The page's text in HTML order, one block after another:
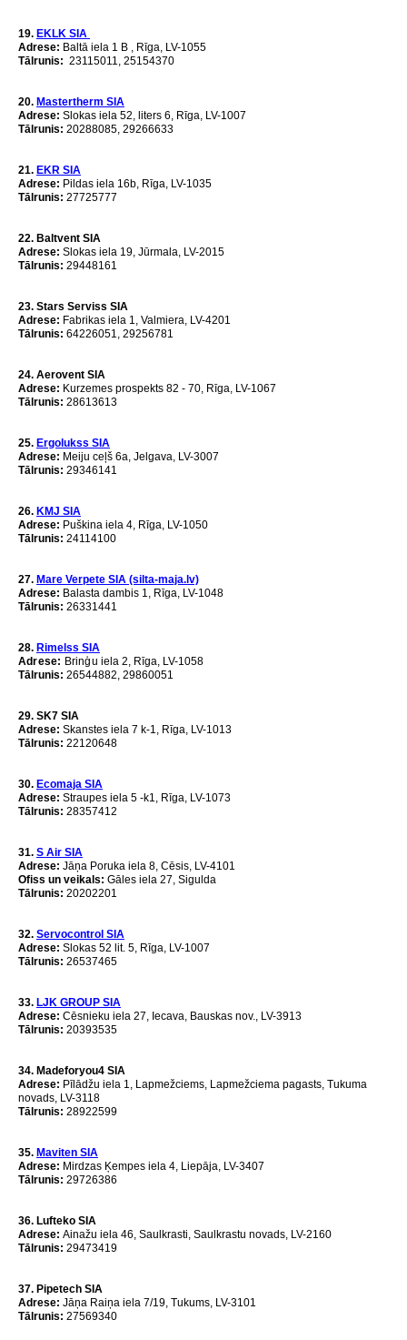
19. EKLK SIA
Аdrese: Baltā iela 1 B , Rīga, LV-1055
Tālrunis: 23115011, 25154370
20. Mastertherm SIA
Adrese: Slokas iela 52, liters 6, Rīga, LV-1007
Tālrunis: 20288085, 29266633
21. EKR SIA
Adrese: Pildas iela 16b, Rīga, LV-1035
Tālrunis: 27725777
22. Baltvent SIA
Adrese: Slokas iela 19, Jūrmala, LV-2015
Tālrunis: 29448161
23. Stars Serviss SIA
Adrese: Fabrikas iela 1, Valmiera, LV-4201
Tālrunis: 64226051, 29256781
24. Aerovent SIA
Adrese: Kurzemes prospekts 82 - 70, Rīga, LV-1067
Tālrunis: 28613613
25. Ergolukss SIA
Adrese: Meiju ceļš 6a, Jelgava, LV-3007
Tālrunis: 29346141
26. KMJ SIA
Adrese: Puškina iela 4, Rīga, LV-1050
Tālrunis: 24114100
27. Mare Verpete SIA (silta-maja.lv)
Аdrese: Balasta dambis 1, Rīga, LV-1048
Tālrunis: 26331441
28. Rimelss SIA
Adrese: Brinģu iela 2, Rīga, LV-1058
Tālrunis: 26544882, 29860051
29. SK7 SIA
Аdrese: Skanstes iela 7 k-1, Rīga, LV-1013
Tālrunis: 22120648
30. Ecomaja SIA
Adrese: Straupes iela 5 -k1, Rīga, LV-1073
Tālrunis: 28357412
31. S Air SIA
Adrese: Jāņa Poruka iela 8, Cēsis, LV-4101
Ofiss un veikals: Gāles iela 27, Sigulda
Tālrunis: 20202201
32. Servocontrol SIA
Аdrese: Slokas 52 lit. 5, Rīga, LV-1007
Tālrunis: 26537465
33. LJK GROUP SIA
Аdrese: Cēsnieku iela 27, Iecava, Bauskas nov., LV-3913
Tālrunis: 20393535
34. Madeforyou4 SIA
Аdrese: Pīlādžu iela 1, Lapmežciems, Lapmežciema pagasts, Tukuma
novads, LV-3118
Tālrunis: 28922599
35. Maviten SIA
Аdrese: Mirdzas Ķempes iela 4, Liepāja, LV-3407
Tālrunis: 29726386
36. Lufteko SIA
Аdrese: Ainažu iela 46, Saulkrasti, Saulkrastu novads, LV-2160
Tālrunis: 29473419
37. Pipetech SIA
Аdrese: Jāņa Raiņa iela 7/19, Tukums, LV-3101
Tālrunis: 27569340